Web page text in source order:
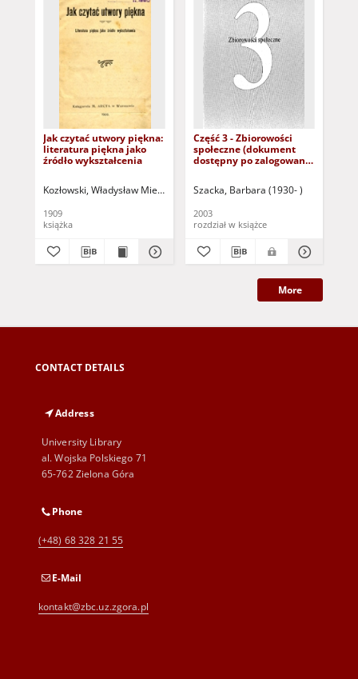
Jak czytać utwory piękna:
literatura piękna jako
źródło wykształcenia
Kozłowski, Władysław Mieczysław (1858-1935)
1909
książka
Część 3 - Zbiorowości
społeczne (dokument
dostępny po zalogowaniu
Szacka, Barbara (1930- )
2003
rozdział w książce
More
CONTACT DETAILS
Address
University Library
al. Wojska Polskiego 71
65-762 Zielona Góra
Phone
(+48) 68 328 21 55
E-Mail
kontakt@zbc.uz.zgora.pl